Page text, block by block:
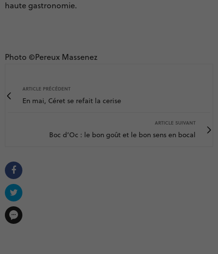
haute gastronomie.
Photo ©Pereux Massenez
ARTICLE PRÉCÉDENT
En mai, Céret se refait la cerise
ARTICLE SUIVANT
Boc d’Oc : le bon goût et le bon sens en bocal